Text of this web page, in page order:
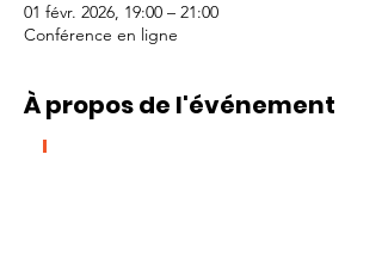
01 févr. 2026, 19:00 – 21:00
Conférence en ligne
À propos de l'événement